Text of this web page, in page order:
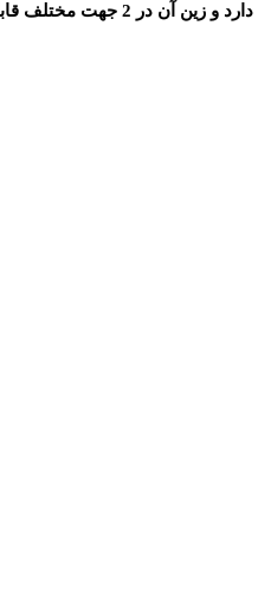
ساخت کشور چین بوده و دارای کیفیت خوبی